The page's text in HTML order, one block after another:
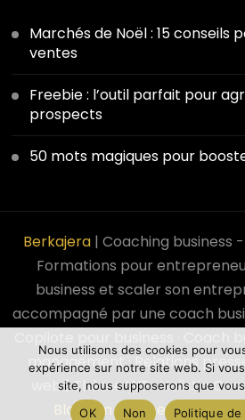
Marchés de Noël : 15 conseils
ventes
Freebie : l’outil parfait pour
prospects
50 mots magiques pour
Berkajera | Coaching business
Formations pour
business et scaler son
accompagné par une coach
management · Relations
web | Thème WP :Holistic
Blossom Themes .
Nous utilisons des cookies pour
expérience sur notre site web. Si
site, nous supposerons que
OK
Non Politique